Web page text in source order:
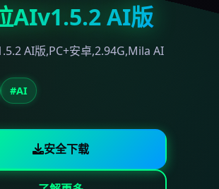
AIv1.5.2 AI版
AI版,PC+安卓,2.94G,Mila AI
#AI
安全下载